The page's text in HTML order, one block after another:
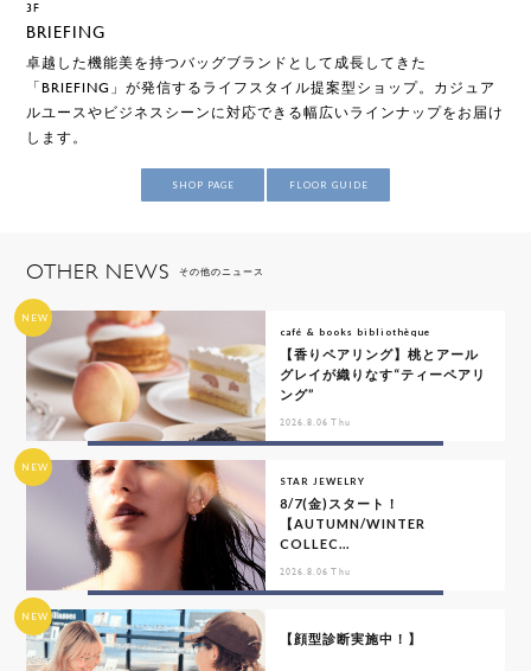
3F
BRIEFING
卓越した機能美を持つバッグブランドとして成長してきた
「BRIEFING」が発信するライフスタイル提案型ショップ。カジュア
ルユースやビジネスシーンに対応できる幅広いラインナップをお届け
します。
SHOP PAGE FLOOR GUIDE
OTHER NEWS その他のニュース
NEW
café & books bibliothèque
【香りペアリング】桃とアール
グレイが織りなす“ティーペアリ
ング”
2026.8.06 Thu
NEW
STAR JEWELRY
8/7(金)スタート！
【AUTUMN/WINTER
COLLEC...
2026.8.06 Thu
NEW
【顔型診断実施中！】